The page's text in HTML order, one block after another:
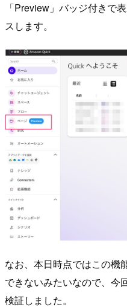
「Preview」バッジ付きで
スします。
なお、本日時点ではこの機
できないみたいなので、今
検証しました。